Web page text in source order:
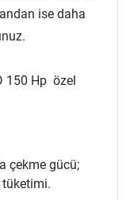
ise daha
150 Hp özel
çekme gücü;
tüketimi.